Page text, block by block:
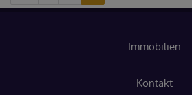
Immobilien
Kontakt